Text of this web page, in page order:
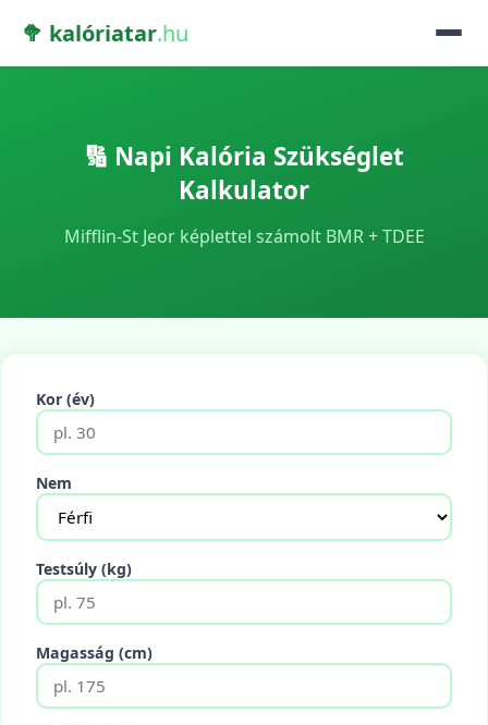
🥦 kalóriatar.hu
🔢 Napi Kalória Szükséglet
Kalkulator
Mifflin-St Jeor képlettel számolt BMR + TDEE
Kor (év)
Nem
Testsúly (kg)
Magasság (cm)